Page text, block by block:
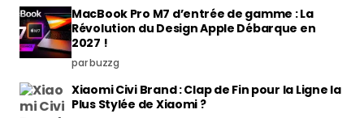
MacBook Pro M7 d’entrée de gamme : La
Révolution du Design Apple Débarque en
2027 !
par buzzg
Xiaomi Civi Brand : Clap de Fin pour la Ligne la
Plus Stylée de Xiaomi ?